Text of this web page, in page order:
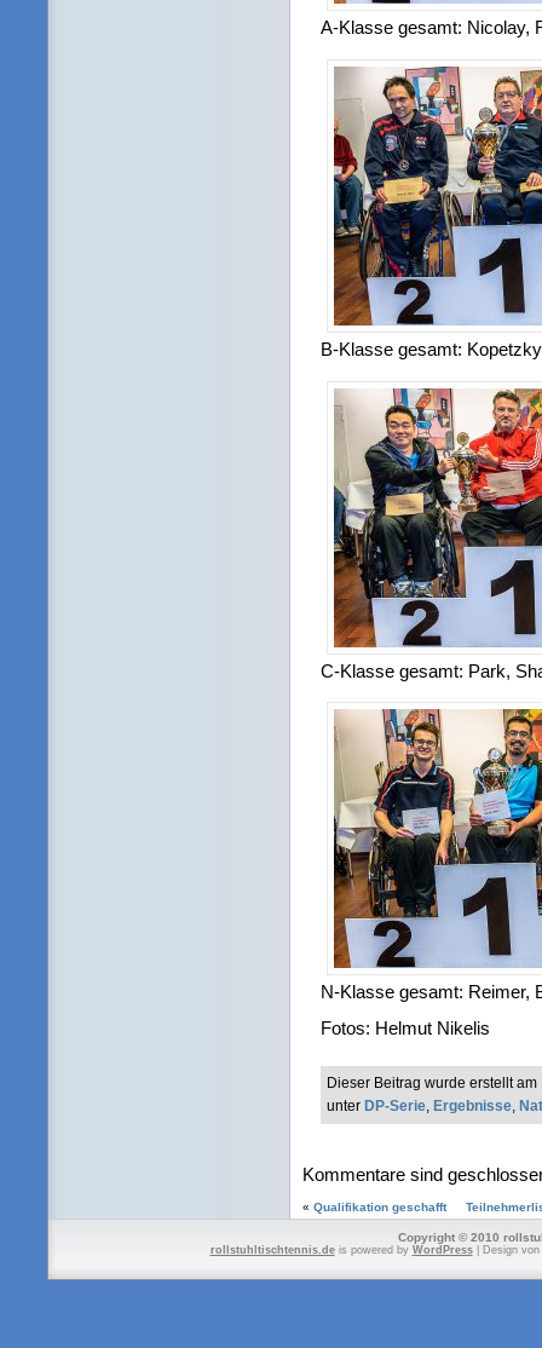
A-Klasse gesamt: Nicolay,
B-Klasse gesamt:
C-Klasse gesamt: Park,
N-Klasse gesamt: Reimer,
Fotos: Helmut Nikelis
Dieser Beitrag wurde erstellt
unter DP-Serie, Ergebnisse,
Kommentare sind
« Qualifikation geschafft
Copyright © 2010
rollstuhltischtennis.deis powered by WordPress| Design von